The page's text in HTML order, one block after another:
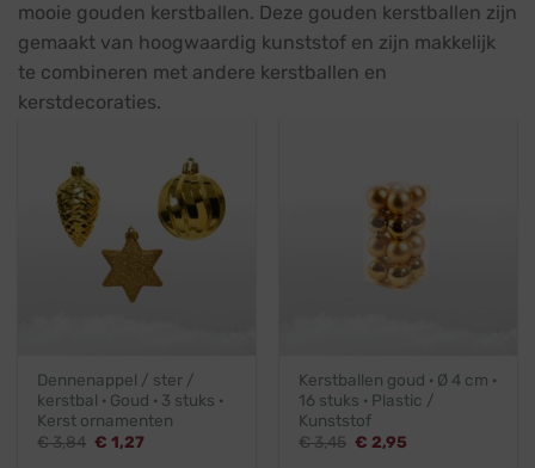
mooie gouden kerstballen. Deze gouden kerstballen zijn
gemaakt van hoogwaardig kunststof en zijn makkelijk
te combineren met andere kerstballen en
kerstdecoraties.
Dennenappel / ster /
kerstbal · Goud · 3 stuks ·
Kerst ornamenten
€3,84 Oorspronkelijke
€ 1,27Huidige
Kerstballen goud · Ø 4 cm ·
16 stuks · Plastic /
Kunststof
€3,45 Oorspronkelijke
€ 2,95